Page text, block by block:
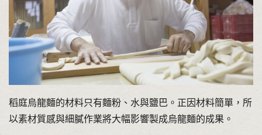
稻庭烏龍麵的材料只有麵粉、水與鹽巴。正因材料簡單，所
以素材質感與細膩作業將大幅影響製成烏龍麵的成果。